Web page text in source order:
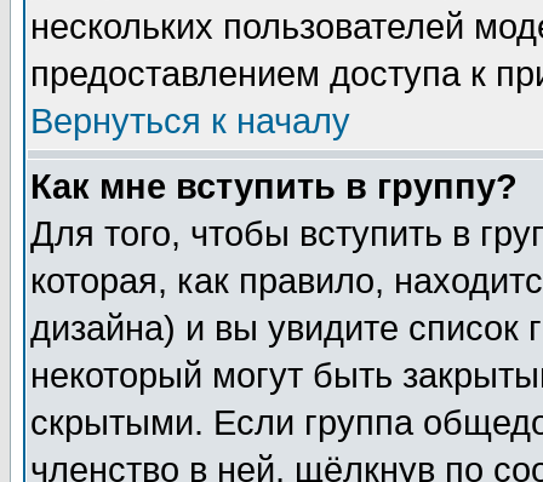
нескольких пользователей
предоставлением доступа к
Вернуться к началу
Как мне вступить в группу?
Для того, чтобы вступить в
которая, как правило,
дизайна) и вы увидите список
некоторый могут быть
скрытыми. Если группа
членство в ней, щёлкнув по